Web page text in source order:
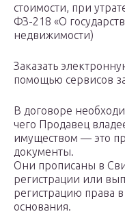
стоимости, при
ФЗ-218 «О
недвижимости)
Заказать
помощью сервисов
В договоре
чего Продавец
имуществом — это
документы.
Они прописаны в
регистрации или
регистрацию права
основания.